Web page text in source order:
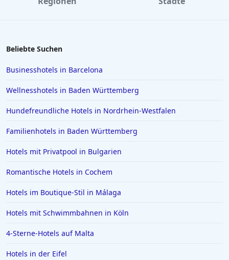
Beliebte Suchen
Businesshotels in Barcelona
Wellnesshotels in Baden Württemberg
Hundefreundliche Hotels in Nordrhein-Westfalen
Familienhotels in Baden Württemberg
Hotels mit Privatpool in Bulgarien
Romantische Hotels in Cochem
Hotels im Boutique-Stil in Málaga
Hotels mit Schwimmbahnen in Köln
4-Sterne-Hotels auf Malta
Hotels in der Eifel